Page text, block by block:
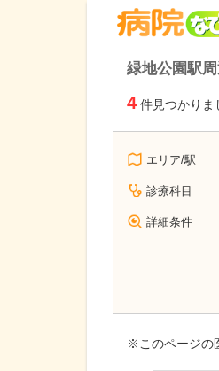
緑地公園駅
4 件見つかりま
エリア/駅
診療科目
詳細条件
※このページの